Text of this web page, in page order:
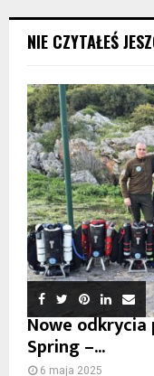
NIE CZYTAŁEŚ
Nowe
Spring –...
6 maja 2025